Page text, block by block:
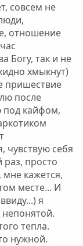
совсем не
отношение
Богу, так и не
хмыкнут)
пришествие
после
под кайфом,
себя
раз, просто
мне кажется,
месте... И
я
тепла.
нужной.